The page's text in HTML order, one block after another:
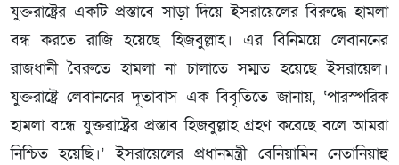
যুক্তরাষ্ট্রের একটি প্রস্তাবে সাড়া দিয়ে ইসরায়েলের বিরুদ্ধে হামলা
বন্ধ করতে রাজি হয়েছে হিজবুল্লাহ। এর বিনিময়ে লেবাননের
রাজধানী বৈরুতে হামলা না চালাতে সম্মত হয়েছে ইসরায়েল।
যুক্তরাষ্ট্রে লেবাননের দূতাবাস এক বিবৃতিতে জানায়, ‘পারস্পরিক
হামলা বন্ধে যুক্তরাষ্ট্রের প্রস্তাব হিজবুল্লাহ গ্রহণ করেছে বলে আমরা
নিশ্চিত হয়েছি।’ ইসরায়েলের প্রধানমন্ত্রী বেনিয়ামিন নেতানিয়াহু